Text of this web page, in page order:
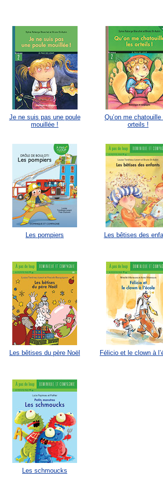
Je ne suis pas une poule
mouillée !
Qu’on me chatouille
orteils !
Les pompiers Les bêtises des
Les bêtises du père Noël Félicio et le clown à
Les schmoucks